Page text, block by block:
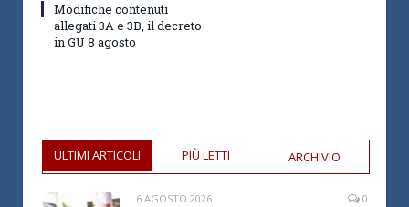
Modifiche contenuti
allegati 3A e 3B, il decreto
in GU 8 agosto
ULTIMI ARTICOLI PIÙ LETTI ARCHIVIO
6 AGOSTO 2026 0